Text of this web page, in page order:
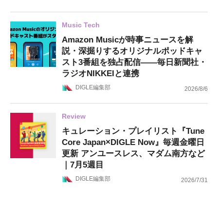
Music Tech
Amazon Musicが時事ニュースを解
説・深掘りするオリジナルポッドキャ
スト3番組を独占配信——毎日新聞社・
ラジオNIKKEIと連携
DIGLE編集部 2026/8/6
Review
キュレーション・プレイリスト『Tune
Core Japan×DIGLE Now』毎週金曜日
更新 アンユースレス、マダム南方など
｜7月5週目
DIGLE編集部 2026/7/31